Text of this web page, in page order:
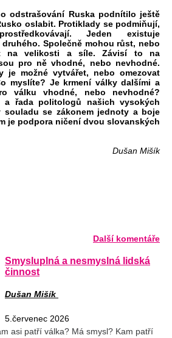
odstrašování Ruska podnítilo ještě
oslabit. Protiklady se podmiňují,
Jeden existuje
Společně mohou růst, nebo
na velikosti a síle. Závisí to na
pro ně vhodné, nebo nevhodné.
je možné vytvářet, nebo omezovat
myslíte? Je krmení války dalšími a
válku vhodné, nebo nevhodné?
a řada politologů našich vysokých
souladu se zákonem jednoty a boje
je podpora ničení dvou slovanských
Dušan Mišík
Další komentáře
Smysluplná a nesmyslná lidská
činnost
Dušan Mišík
5.červenec 2026
asi patří válka? Má smysl? Kam patří